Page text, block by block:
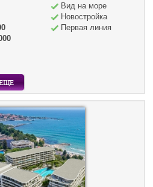
Вид на море
Новостройка
Первая линия